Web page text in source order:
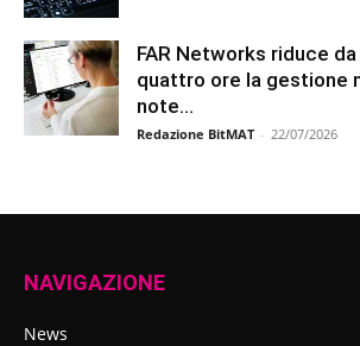
FAR Networks riduce
quattro ore la gestione
note...
Redazione BitMAT - 22/07/2026
NAVIGAZIONE
News